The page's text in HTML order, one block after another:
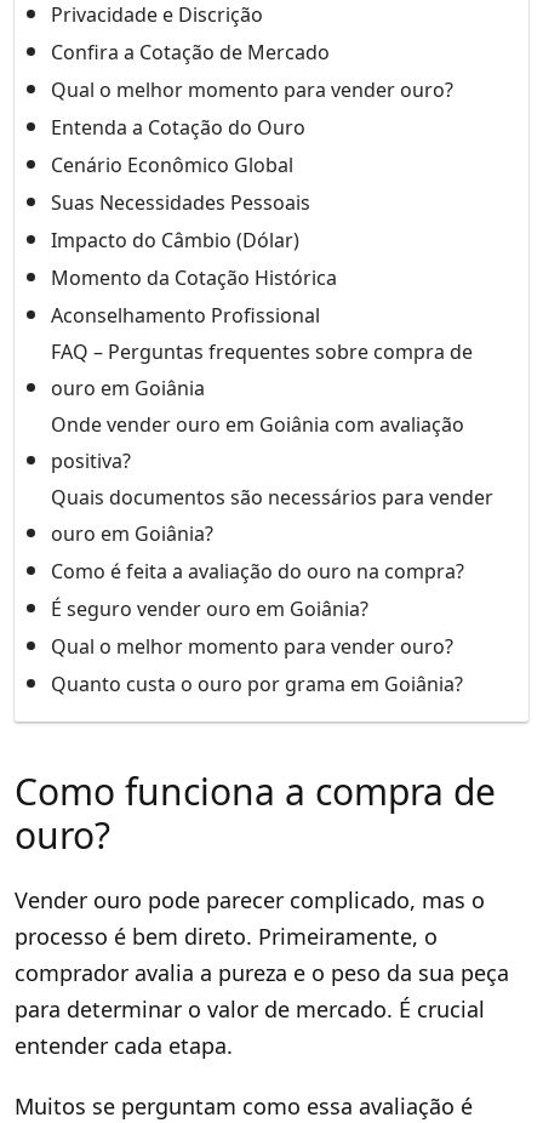
Privacidade e Discrição
Confira a Cotação de Mercado
Qual o melhor momento para vender ouro?
Entenda a Cotação do Ouro
Cenário Econômico Global
Suas Necessidades Pessoais
Impacto do Câmbio (Dólar)
Momento da Cotação Histórica
Aconselhamento Profissional
FAQ – Perguntas frequentes sobre compra de
ouro em Goiânia
Onde vender ouro em Goiânia com avaliação
positiva?
Quais documentos são necessários para vender
ouro em Goiânia?
Como é feita a avaliação do ouro na compra?
É seguro vender ouro em Goiânia?
Qual o melhor momento para vender ouro?
Quanto custa o ouro por grama em Goiânia?
Como funciona a compra de
ouro?
Vender ouro pode parecer complicado, mas o
processo é bem direto. Primeiramente, o
comprador avalia a pureza e o peso da sua peça
para determinar o valor de mercado. É crucial
entender cada etapa.
Muitos se perguntam como essa avaliação é